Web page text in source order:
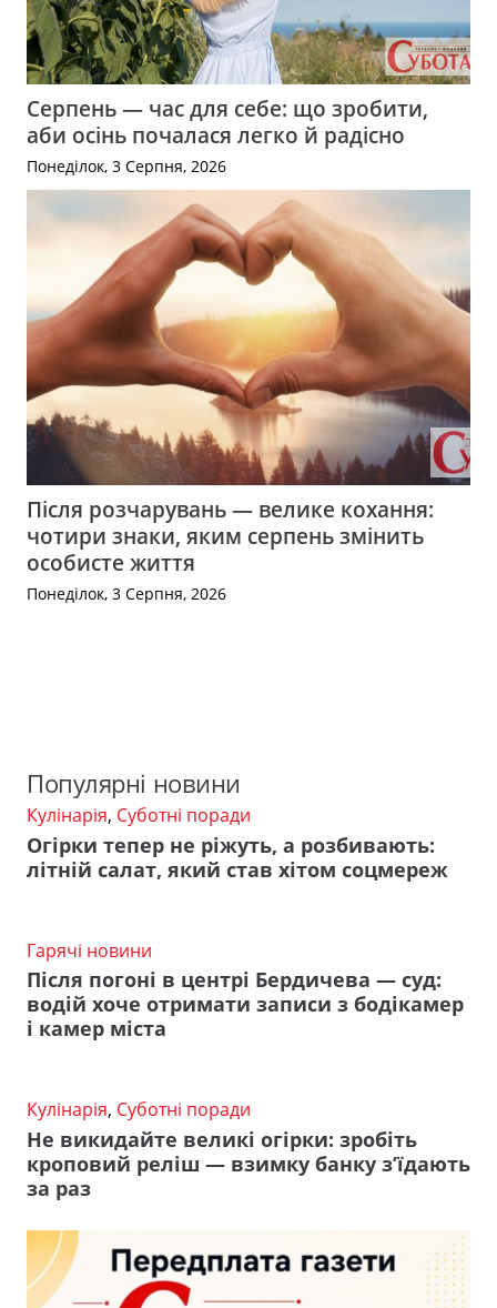
Серпень — час для себе: що зробити,
аби осінь почалася легко й радісно
Понеділок, 3 Серпня, 2026
Після розчарувань — велике кохання:
чотири знаки, яким серпень змінить
особисте життя
Понеділок, 3 Серпня, 2026
Популярні новини
Кулінарія, Суботні поради
Огірки тепер не ріжуть, а розбивають:
літній салат, який став хітом соцмереж
Гарячі новини
Після погоні в центрі Бердичева — суд:
водій хоче отримати записи з бодікамер
і камер міста
Кулінарія, Суботні поради
Не викидайте великі огірки: зробіть
кроповий реліш — взимку банку з’їдають
за раз